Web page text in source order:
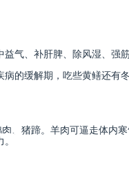
益气、补肝脾、除风湿、强
的缓解期，吃些黄鳝还有
、猪蹄。羊肉可逼走体内寒